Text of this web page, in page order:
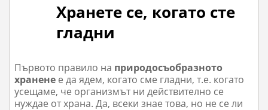
Хранете се, когато сте
гладни
Първото правило на природосъобразното
хранене е да ядем, когато сме гладни, т.е. когато
усещаме, че организмът ни действително се
нуждае от храна. Да, всеки знае това, но не се ли